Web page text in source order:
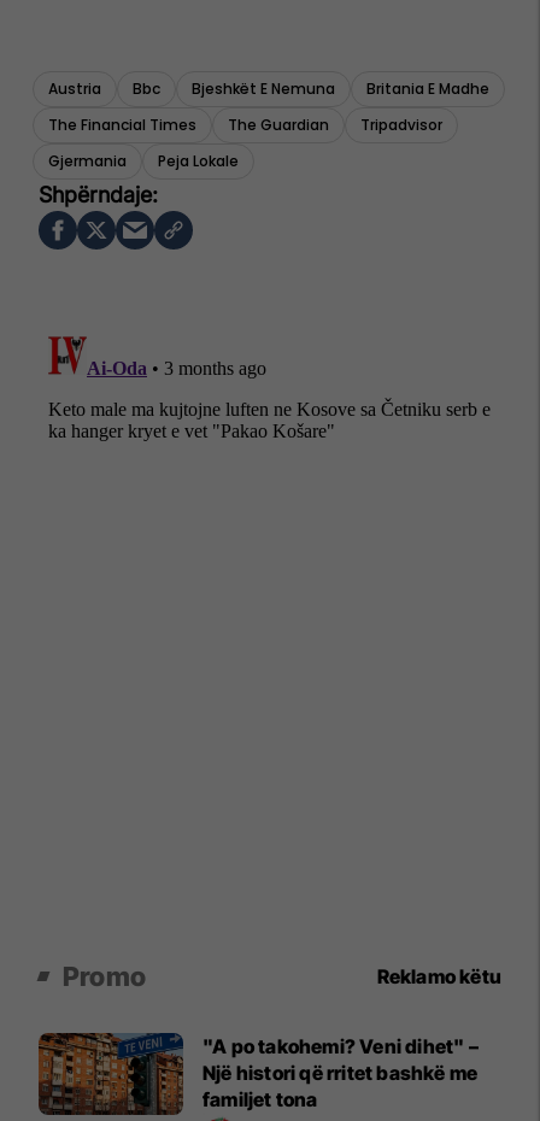
Austria Bbc Bjeshkët E Nemuna
Britania E Madhe
The Financial Times
The Guardian
Tripadvisor
Gjermania
Peja Lokale
Promo Reklamo këtu
"A po takohemi? Veni dihet" –
Një histori që rritet bashkë me
familjet tona